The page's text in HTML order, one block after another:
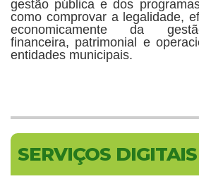
gestão pública e dos
como comprovar a legalidade,
economicamente da
financeira, patrimonial e
entidades municipais.
SERVIÇOS DIGITAIS